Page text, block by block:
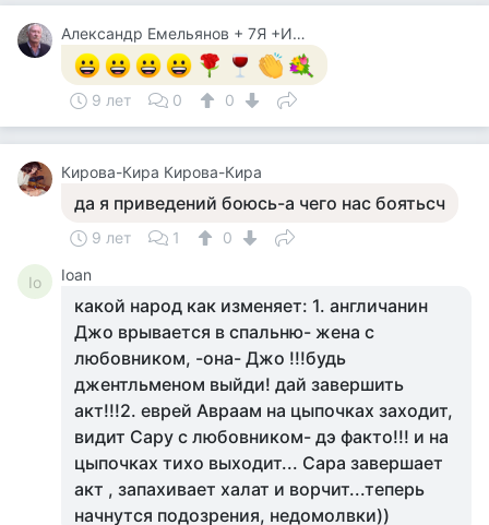
Александр Емельянов + 7Я +Инструктор Туризма
9 лет 0 0
Кирова-Кира Кирова-Кира
да я приведений боюсь-а чего нас боятьсч
9 лет 1 0
Io Ioan
какой народ как изменяет: 1. англичанин
Джо врывается в спальню- жена с
любовником, -она- Джо !!!будь
джентльменом выйди! дай завершить
акт!!!2. еврей Авраам на цыпочках заходит,
видит Сару с любовником- дэ факто!!! и на
цыпочках тихо выходит... Сара завершает
акт , запахивает халат и ворчит...теперь
начнутся подозрения, недомолвки))